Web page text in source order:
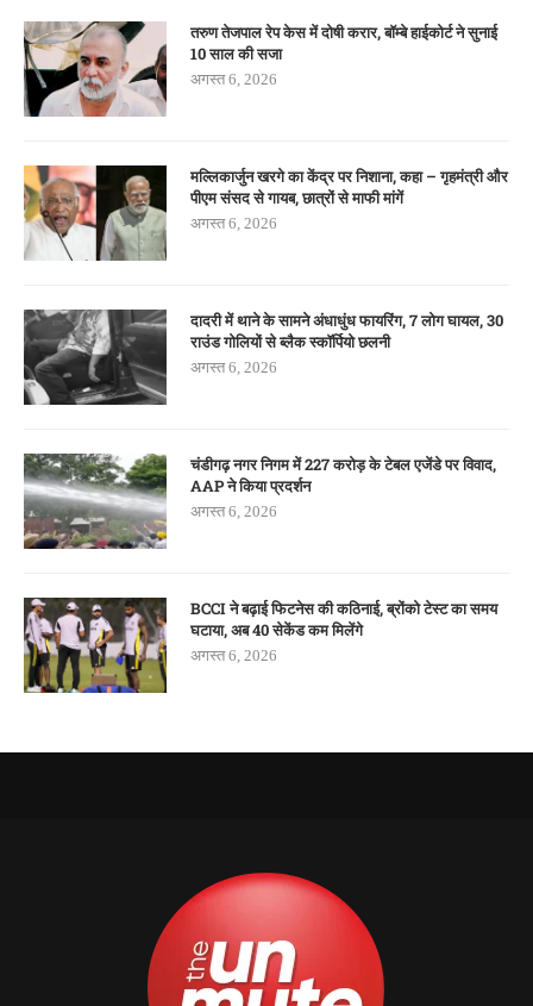
तरुण तेजपाल रेप केस में दोषी करार, बॉम्बे हाईकोर्ट ने सुनाई
10 साल की सजा
अगस्त 6, 2026
मल्लिकार्जुन खरगे का केंद्र पर निशाना, कहा – गृहमंत्री और
पीएम संसद से गायब, छात्रों से माफी मांगें
अगस्त 6, 2026
दादरी में थाने के सामने अंधाधुंध फायरिंग, 7 लोग घायल, 30
राउंड गोलियों से ब्लैक स्कॉर्पियो छलनी
अगस्त 6, 2026
चंडीगढ़ नगर निगम में 227 करोड़ के टेबल एजेंडे पर विवाद,
AAP ने किया प्रदर्शन
अगस्त 6, 2026
BCCI ने बढ़ाई फिटनेस की कठिनाई, ब्रोंको टेस्ट का समय
घटाया, अब 40 सेकेंड कम मिलेंगे
अगस्त 6, 2026